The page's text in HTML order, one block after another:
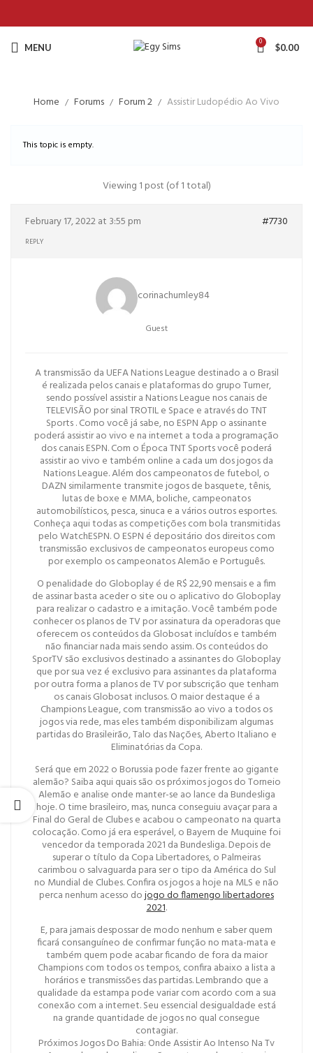
MENU 0 $0.00
Home Forums Forum 2 Assistir Ludopédio Ao Vivo
This topic is empty.
Viewing 1 post (of 1 total)
February 17, 2022 at 3:55 pm #7730
REPLY
corinachumley84
Guest
A transmissão da UEFA Nations League destinado a o Brasil
é realizada pelos canais e plataformas do grupo Turner,
sendo possível assistir a Nations League nos canais de
TELEVISÃO por sinal TROTIL e Space e através do TNT
Sports . Como você já sabe, no ESPN App o assinante
poderá assistir ao vivo e na internet a toda a programação
dos canais ESPN. Com o Época TNT Sports você poderá
assistir ao vivo e também online a cada um dos jogos da
Nations League. Além dos campeonatos de futebol, o
DAZN similarmente transmite jogos de basquete, tênis,
lutas de boxe e MMA, boliche, campeonatos
automobilísticos, pesca, sinuca e a vários outros esportes.
Conheça aqui todas as competições com bola transmitidas
pelo WatchESPN. O ESPN é depositário dos direitos com
transmissão exclusivos de campeonatos europeus como
por exemplo os campeonatos Alemão e Português.
O penalidade do Globoplay é de R$ 22,90 mensais e a fim
de assinar basta aceder o site ou o aplicativo do Globoplay
para realizar o cadastro e a imitação. Você também pode
conhecer os planos de TV por assinatura da operadoras que
oferecem os conteúdos da Globosat incluídos e também
não financiar nada mais sendo assim. Os conteúdos do
SporTV são exclusivos destinado a assinantes do Globoplay
que por sua vez é exclusivo para assinantes da plataforma
por outra forma a planos de TV por subscrição que tenham
os canais Globosat inclusos. O maior destaque é a
Champions League, com transmissão ao vivo a todos os
jogos via rede, mas eles também disponibilizam algumas
partidas do Brasileirão, Talo das Nações, Aberto Italiano e
Eliminatórias da Copa.
Será que em 2022 o Borussia pode fazer frente ao gigante
alemão? Saiba aqui quais são os próximos jogos do Torneio
Alemão e analise onde manter-se ao lance da Bundesliga
hoje. O time brasileiro, mas, nunca conseguiu avaçar para a
Final do Geral de Clubes e acabou o campeonato na quarta
colocação. Como já era esperável, o Bayern de Muquine foi
vencedor da temporada 2021 da Bundesliga. Depois de
superar o título da Copa Libertadores, o Palmeiras
carimbou o salvaguarda para ser o tipo da América do Sul
no Mundial de Clubes. Confira os jogos a hoje na MLS e não
perca nenhum acesso dojogo do flamengo libertadores
2021.
E, para jamais despossar de modo nenhum e saber quem
ficará consanguíneo de confirmar função no mata-mata e
também quem pode acabar ficando de fora da maior
Champions com todos os tempos, confira abaixo a lista a
horários e transmissões das partidas. Lembrando que a
qualidade da estampa pode variar com acordo com a sua
conexão com a internet. Seu essencial desigualdade está
na grande quantidade de jogos no qual consegue
contagiar.
Próximos Jogos Do Bahia: Onde Assistir Ao Intenso Na Tv